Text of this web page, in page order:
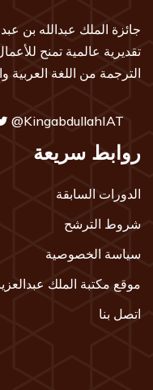
جائزة الملك عبدالله بن
تقديرية عالمية تمنح
الترجمة من اللغة العربية
@KingabdullahIAT
روابط سريعة
الدورات السابقة
شروط الترشح
سياسة الخصوصية
موقع مكتبة الملك
اتصل بنا